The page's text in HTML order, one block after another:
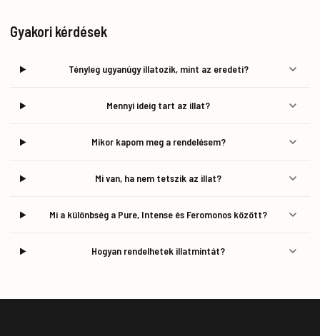
Gyakori kérdések
Tényleg ugyanúgy illatozik, mint az eredeti?
Mennyi ideig tart az illat?
Mikor kapom meg a rendelésem?
Mi van, ha nem tetszik az illat?
Mi a különbség a Pure, Intense és Feromonos között?
Hogyan rendelhetek illatmintát?